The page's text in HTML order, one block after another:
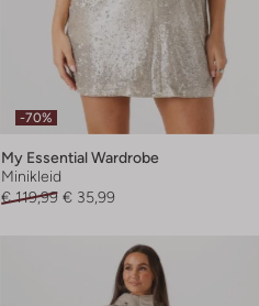
-70%
My Essential Wardrobe
Minikleid
€ 119,99 € 35,99